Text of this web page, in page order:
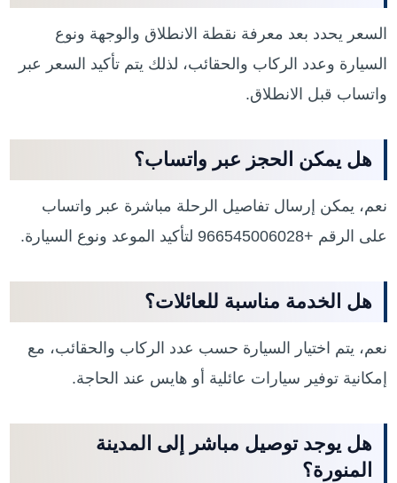
السعر يحدد بعد معرفة نقطة الانطلاق والوجهة ونوع
السيارة وعدد الركاب والحقائب، لذلك يتم تأكيد السعر عبر
واتساب قبل الانطلاق.
هل يمكن الحجز عبر واتساب؟
نعم، يمكن إرسال تفاصيل الرحلة مباشرة عبر واتساب
على الرقم +966545006028 لتأكيد الموعد ونوع السيارة.
هل الخدمة مناسبة للعائلات؟
نعم، يتم اختيار السيارة حسب عدد الركاب والحقائب، مع
إمكانية توفير سيارات عائلية أو هايس عند الحاجة.
هل يوجد توصيل مباشر إلى المدينة
المنورة؟